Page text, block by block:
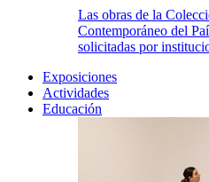
Las obras de la
Contemporáneo del
solicitadas por
Exposiciones
Actividades
Educación